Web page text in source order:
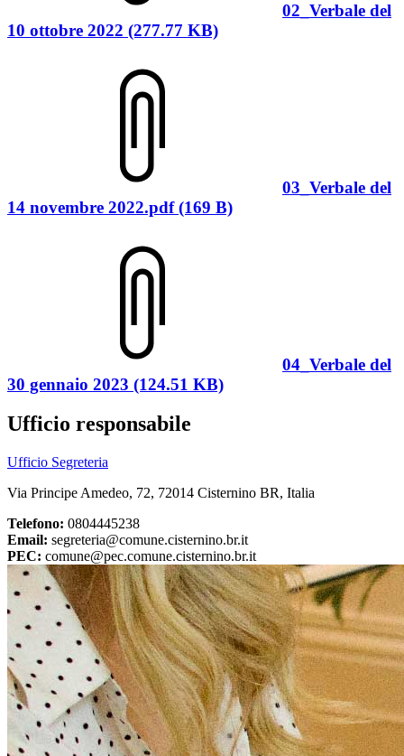
02_Verbale del
10 ottobre 2022 (277.77 KB)
03_Verbale del
14 novembre 2022.pdf (169 B)
04_Verbale del
30 gennaio 2023 (124.51 KB)
Ufficio responsabile
Ufficio Segreteria
Via Principe Amedeo, 72, 72014 Cisternino BR, Italia
Telefono: 0804445238
Email: segreteria@comune.cisternino.br.it
PEC: comune@pec.comune.cisternino.br.it